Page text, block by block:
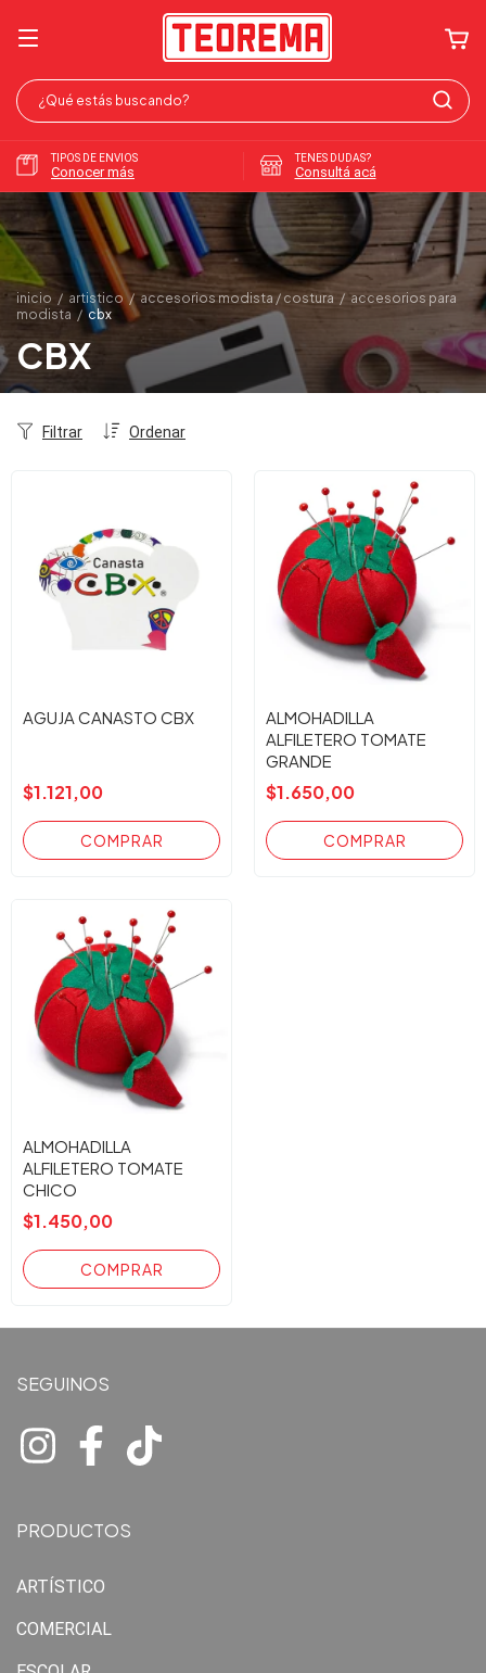
TIPOS DE ENVIOS
Conocer más
TENES DUDAS?
Consultá acá
inicio / artistico / accesorios modista / costura / accesorios para
modista / cbx
CBX
Ordenar
Filtrar
AGUJA CANASTO CBX
$1.121,00
ALMOHADILLA
ALFILETERO TOMATE
GRANDE
$1.650,00
ALMOHADILLA
ALFILETERO TOMATE
CHICO
$1.450,00
SEGUINOS
PRODUCTOS
ARTÍSTICO
COMERCIAL